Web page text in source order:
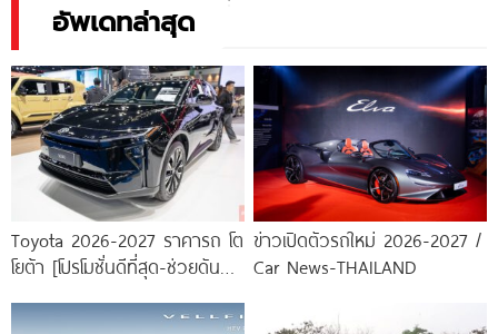
อัพเดทล่าสุด
Toyota 2026-2027 ราคารถ โต
โยต้า [โปรโมชั่นดีที่สุด-ช่วยดันทุก
ข่าวเปิดตัวรถใหม่ 2026-2027 /
Car News-THAILAND